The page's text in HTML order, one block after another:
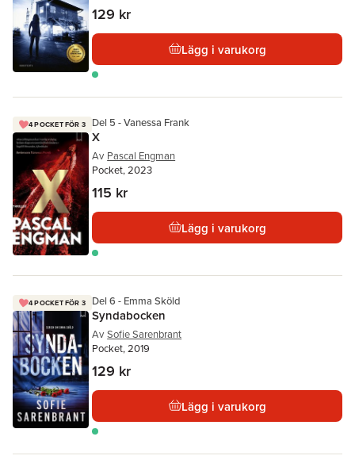
129 kr
Lägg i varukorg
4 POCKET FÖR 3 Del 5 - Vanessa Frank
X
Av Pascal Engman
Pocket, 2023
115 kr
Lägg i varukorg
4 POCKET FÖR 3 Del 6 - Emma Sköld
Syndabocken
Av Sofie Sarenbrant
Pocket, 2019
129 kr
Lägg i varukorg